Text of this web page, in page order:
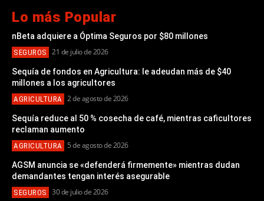
Lo más Popular
nBeta adquiere a Óptima Seguros por $80 millones
SEGUROS 21 de julio de 2026
Sequía de fondos en Agricultura: le adeudan más de $40
millones a los agricultores
AGRICULTURA 2 de agosto de 2026
Sequía reduce al 50 % cosecha de café, mientras caficultores
reclaman aumento
AGRICULTURA 5 de agosto de 2026
AGSM anuncia se «defenderá firmemente» mientras dudan
demandantes tengan interés asegurable
SEGUROS 30 de julio de 2026